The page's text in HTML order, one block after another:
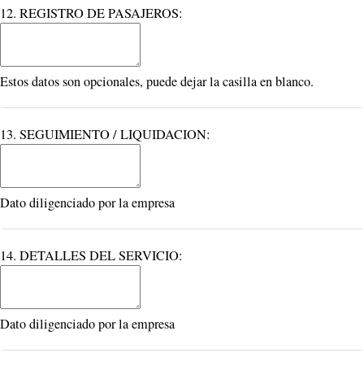
12. REGISTRO DE PASAJEROS:
Estos datos son opcionales, puede dejar la casilla en blanco.
13. SEGUIMIENTO / LIQUIDACION:
Dato diligenciado por la empresa
14. DETALLES DEL SERVICIO:
Dato diligenciado por la empresa